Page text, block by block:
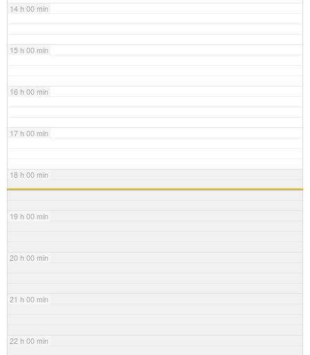
14 h 00 min
15 h 00 min
16 h 00 min
17 h 00 min
18 h 00 min
19 h 00 min
20 h 00 min
21 h 00 min
22 h 00 min